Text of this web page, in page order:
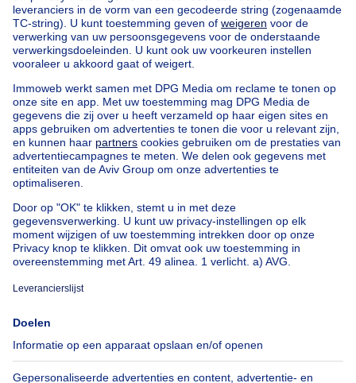
Home België
Brussel (provincie)
Brussel (arrondissement)
Kopen uw huis in Anderlecht
Onze huizen buiten BelgiëHuis te koop Frankrijk
Huis te koop Spanje
Huis te koop Italië
Huis te koop Luxemburg
Huis te koop Nederland
Goedkoop vastgoedGoedkoop huis te koop
Goedkope appartementen te huur
Onze huurwoningen met slaapkamers
Appartement te koop met 3 slaapkamers Oostende
Huis te koop met 3 slaapkamers Stene
Huis te koop met 3 slaapkamers Deurne
Over
Immoweb
Pers
Jobs
Axel Springer Group
Tools
Belfius
Verzekeringen